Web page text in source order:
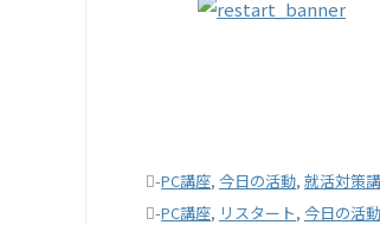
-PC講座, 今日の活動, 就活対策
-PC講座, リスタート, 今日の活動